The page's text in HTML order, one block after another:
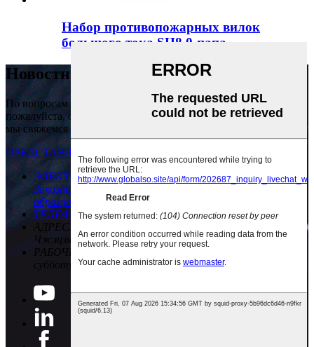
Набор противопожарных вилок
большого тока SH8.0-папа
Новостная рассылка
По вопросам о нашей продукции или прайс-листе,
пожалуйста, оставьте нам свой адрес электронной почты, и
мы свяжемся с вами в течение 24 часов.
ПРЕДСТАВЛЯТЬ НА РАССМОТРЕНИЕ
ЭЛЕКТРОННАЯ ПОЧТАinfo@wellnowus.com
Заказhttps://wnrcn.en.alibaba.com
образцов
wnre.aliexpress.com/store
ТЕЛЕФОН+86 13736381117
АДРЕСЗдание 9 Hongxian RD, Хунцяо, город Юэцин,
Чжэцзян, Китай
РАБОЧЕЕ ВРЕМЯ
08:30 ~ 17:30 С понедельника по
субботу.